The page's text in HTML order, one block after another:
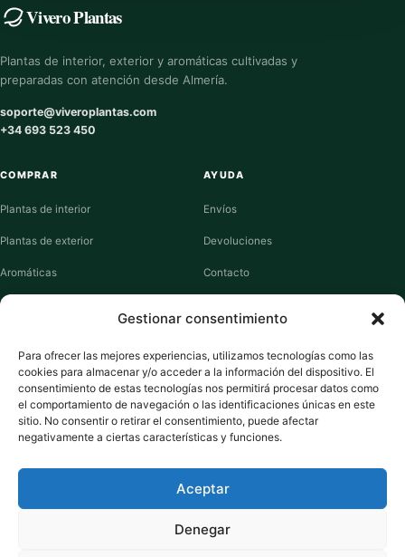
Gestionar consentimiento
Para ofrecer las mejores experiencias, utilizamos tecnologías como las
cookies para almacenar y/o acceder a la información del dispositivo. El
consentimiento de estas tecnologías nos permitirá procesar datos como
el comportamiento de navegación o las identificaciones únicas en este
sitio. No consentir o retirar el consentimiento, puede afectar
negativamente a ciertas características y funciones.
Aceptar
Denegar
Vivero Plantas
Plantas de interior, exterior y aromáticas cultivadas y
preparadas con atención desde Almería.
soporte@viveroplantas.com
+34 693 523 450
COMPRAR
Plantas de interior
Plantas de exterior
Aromáticas
Suculentas
AYUDA
Envíos
Devoluciones
Contacto
VIVERO PLANTAS
Sobre nosotros
Puntos y recompensas
Cookies